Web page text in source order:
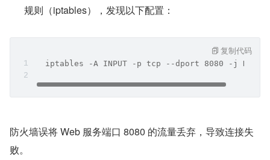
规则（iptables），发现以下配置：
  iptables -A INPUT -p tcp --dport 8080 -j DROP
复制代码
防火墙误将 Web 服务端口 8080 的流量丢弃，导致连接失
败。